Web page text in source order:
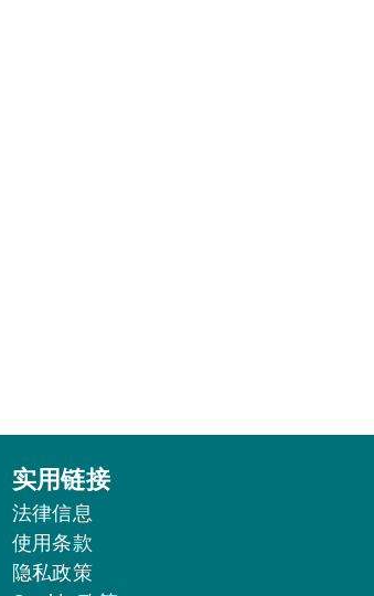
实用链接
法律信息
使用条款
隐私政策